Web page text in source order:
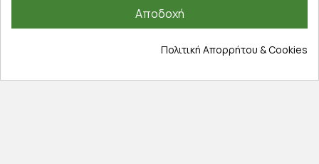
Επιστροφές προϊοντων
Εξέλιξη παραγγελίας
Αποδοχή
Πολιτική Απορρήτου & Cookies